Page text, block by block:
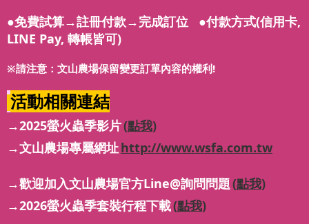
●免費試算→註冊付款→完成訂位 ●付款方式(信用卡,
LINE Pay, 轉帳皆可)
※請注意：文山農場保留變更訂單內容的權利!
活動相關連結
→2025螢火蟲季影片(點我)
→文山農場專屬網址http://www.wsfa.com.tw
→歡迎加入文山農場官方Line@詢問問題(點我)
→2026螢火蟲季套裝行程下載(點我)